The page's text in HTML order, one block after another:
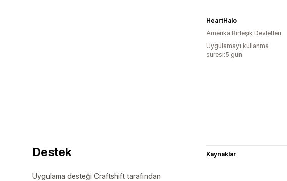
HeartHalo
Amerika Birleşik Devletleri
Uygulamayı kullanma
süresi:5 gün
Destek
Uygulama desteği Craftshift tarafından
Kaynaklar